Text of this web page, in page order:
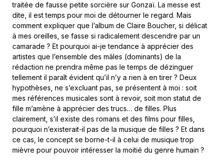
traitée de fausse petite sorcière sur Gonzaï. La messe est
dite, il est temps pour moi de détourner le regard. Mais
comment expliquer que l’album de Claire Boucher, si délicat
à mes oreilles, se fasse si radicalement descendre par un
camarade ? Et pourquoi ai-je tendance à apprécier des
artistes que l’ensemble des mâles (dominants) de la
rédaction ne prendra même pas le temps de dézinguer
tellement il paraît évident qu’il n’y a rien à en tirer ? Deux
hypothèses, ne s’excluant pas, se présentent à moi : soit
mes références musicales sont à revoir, soit mon statut de
fille m’amène à apprécier des trucs… de filles. Plus
clairement, s’il existe des romans et des films pour filles,
pourquoi n’existerait-il pas de la musique de filles ? Et dans
ce cas, le concept se borne-t-il à celui de musique trop
mièvre pour pouvoir intéresser la moitié du genre humain ?